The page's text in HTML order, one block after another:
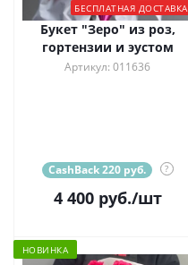
БЕСПЛАТНАЯ ДОСТАВКА
Букет "Зеро" из роз,
гортензии и эустом
Артикул: 011636
CashBack 220 руб. ?
4 400руб./шт
НОВИНКА